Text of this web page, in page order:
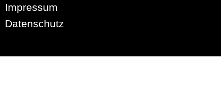
Impressum
Datenschutz